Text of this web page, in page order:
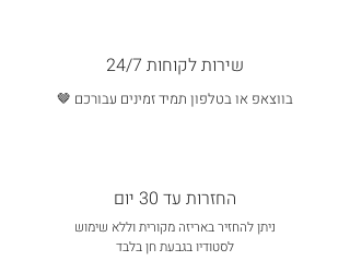
שירות לקוחות 24/7
בווצאפ או בטלפון תמיד זמינים עבורכם 🤎
החזרות עד 30 יום
ניתן להחזיר באריזה מקורית וללא שימוש
לסטודיו בגבעת חן בלבד